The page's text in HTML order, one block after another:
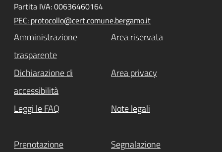
Partita IVA: 00636460164
PEC: protocollo@cert.comune.bergamo.it
Amministrazione
trasparente
Area riservata
Dichiarazione di
accessibilità
Area privacy
Leggi le FAQ Note legali
Prenotazione Segnalazione